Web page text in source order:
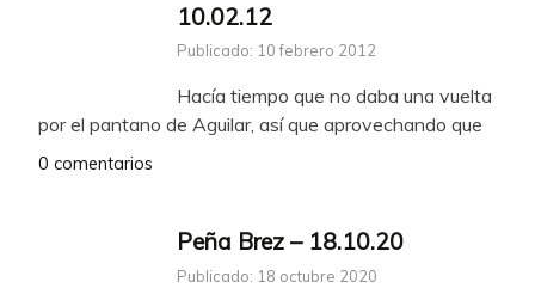
10.02.12
Publicado: 10 febrero 2012
Hacía tiempo que no daba una vuelta
por el pantano de Aguilar, así que aprovechando que
0 comentarios
Peña Brez – 18.10.20
Publicado: 18 octubre 2020